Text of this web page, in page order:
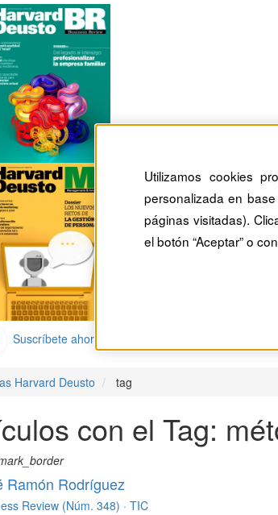
Suscríbete ahora
Harvard Deusto tag
con el Tag:
Ramón Rodríguez
Review (Núm. 348) · TIC
Utilizamos cookies
personalizada en
páginas visitadas).
el botón “Aceptar” o